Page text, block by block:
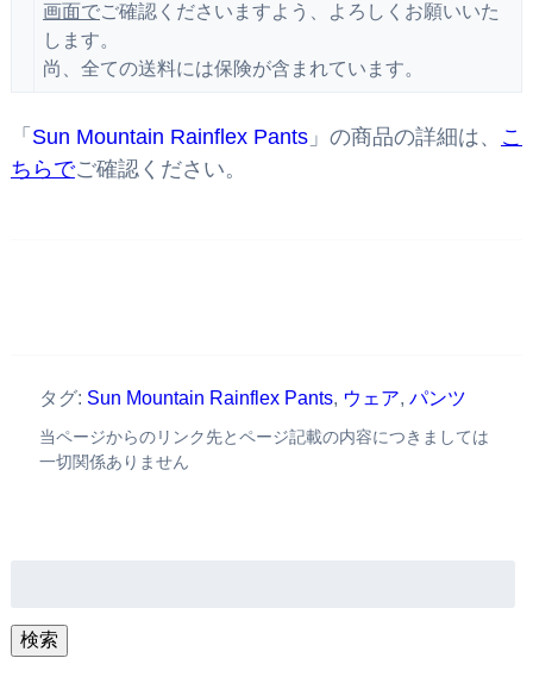
画面でご確認くださいますよう、よろしくお願いいた
します。
尚、全ての送料には保険が含まれています。
「 Sun Mountain Rainflex Pants」の商品の詳細は、
こ
ちらでご確認ください。
タグ: Sun Mountain Rainflex Pants, ウェア, パンツ
当ページからのリンク先とページ記載の内容につきましては
一切関係ありません
検索